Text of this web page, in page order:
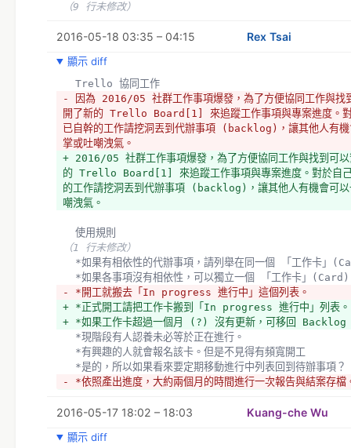
（9 行未修改）
2016-05-18 03:35 – 04:15 Rex Tsai
顯示 diff
  Trello 協同工作
- 因為 2016/05 社群工作事項爆發，為了方便協同工作與找
開了新的 Trello Board[1] 來追蹤工作事項與專案進度。對
已自幹的工作請挖洞丟到代辦事項 (backlog)，讓其他人有機
掌或吐嘲洩氣。
+ 2016/05 社群工作事項爆發，為了方便協同工作與找到可以
的 Trello Board[1] 來追蹤工作事項與專案進度。對於自己
的工作請挖洞丟到代辦事項 (backlog)，讓其他人有機會可以
嘲洩氣。
  使用規則
（1 行未修改）
*如果有相依性的代辦事項，請列舉在同一個 「工作卡」
*如果各事項沒有相依性，可以獨立一個 「工作卡」
- *開工就搬去「In progress 進行中」這個列表。
+ *正式開工請把工作卡搬到「In progress 進行中」列表。
+ *如果工作卡超過一個月 (?) 沒有更新，可移回 Backlog
  *現階段有人認養未必等於正在進行。
  *有興趣的人就會報名該卡。但是不見得有頻寬開工
  *是的，所以如果看來要定期移動進行中列表回到待辦事項？
- *依照產出進度，大約兩個月的時間進行一次報告與結案存檔
的時候，如果一直無人跟進就決定是否要縮小工作目標或直接存
+ *將已經完成的工作項目匯報到社群 (mailing list,
2016-05-17 18:02 – 18:03 Kuang-che Wu
顯示 diff